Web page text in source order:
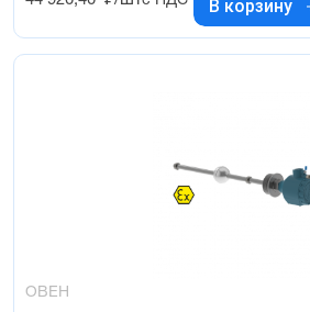
В корзину
ОВЕН